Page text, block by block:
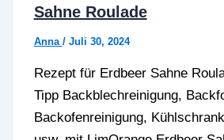
Sahne Roulade
Anna / Juli 30, 2024
Rezept für Erdbeer Sahne
Tipp Backblechreinigung,
Backofenreinigung,